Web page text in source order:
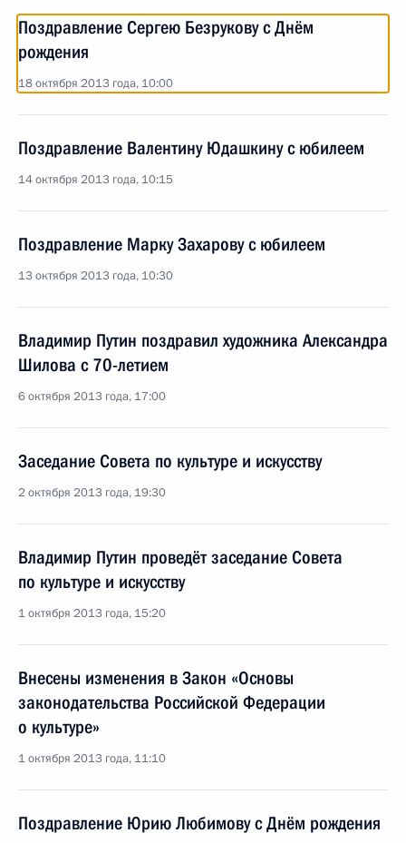
Поздравление Сергею Безрукову с Днём
рождения
18 октября 2013 года, 10:00
Поздравление Валентину Юдашкину с юбилеем
14 октября 2013 года, 10:15
Поздравление Марку Захарову с юбилеем
13 октября 2013 года, 10:30
Владимир Путин поздравил художника Александра
Шилова с 70-летием
6 октября 2013 года, 17:00
Заседание Совета по культуре и искусству
2 октября 2013 года, 19:30
Владимир Путин проведёт заседание Совета
по культуре и искусству
1 октября 2013 года, 15:20
Внесены изменения в Закон «Основы
законодательства Российской Федерации
о культуре»
1 октября 2013 года, 11:10
Поздравление Юрию Любимову с Днём рождения